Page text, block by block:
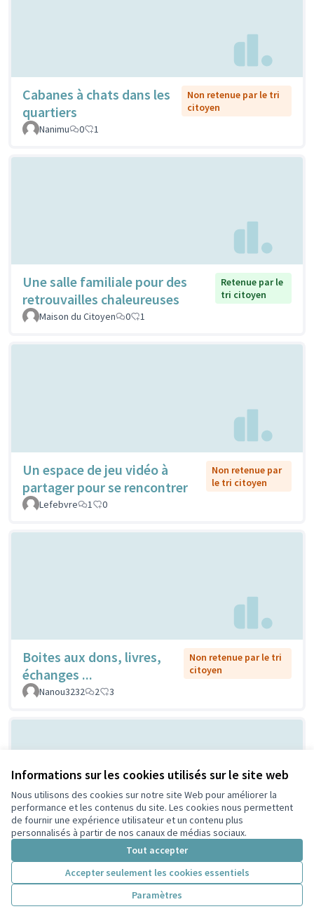
Informations sur les cookies utilisés sur le site web
Nous utilisons des cookies sur notre site Web pour améliorer la
performance et les contenus du site. Les cookies nous permettent
de fournir une expérience utilisateur et un contenu plus
personnalisés à partir de nos canaux de médias sociaux.
Tout accepter
Accepter seulement les cookies essentiels
Paramètres
Cabanes à chats dans les
quartiers
Non retenue par le tri
citoyen
Nanimu
0 1
Une salle familiale pour des
retrouvailles chaleureuses
Retenue par le
tri citoyen
Maison du Citoyen
0 1
Un espace de jeu vidéo à
partager pour se rencontrer
Non retenue par
le tri citoyen
Lefebvre
1 0
Boites aux dons, livres,
échanges ...
Non retenue par le tri
citoyen
Nanou3232
2 3
La ville est à eux !
Non retenue par le tri citoyen
CaroGratteciel
2 0